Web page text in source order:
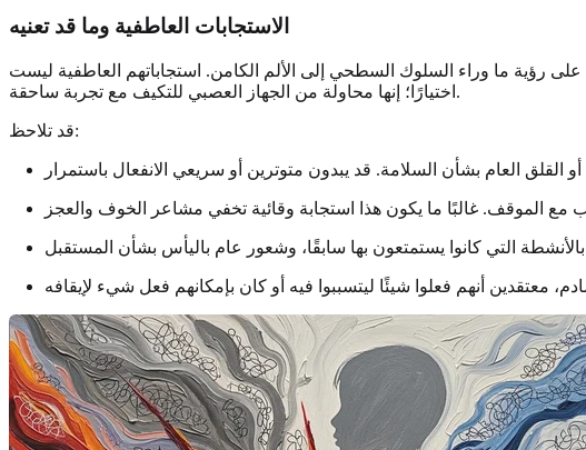
الاستجابات العاطفية وما قد تعنيه
على رؤية ما وراء السلوك السطحي إلى الألم الكامن. استجاباتهم العاطفية ليست
اختيارًا؛ إنها محاولة من الجهاز العصبي للتكيف مع تجربة ساحقة.
قد تلاحظ: